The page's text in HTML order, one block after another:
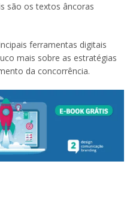
são os textos âncoras
ferramentas digitais
mais sobre as estratégias
da concorrência.